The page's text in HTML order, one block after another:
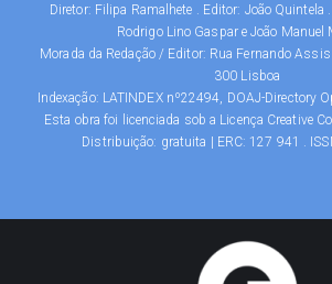
Diretor: Filipa Ramalhete . Editor: João Quintela
Rodrigo Lino Gaspar e João Manuel
Morada da Redação / Editor: Rua Fernando
300 Lisboa
Indexação: LATINDEX nº22494, DOAJ-Directory
Esta obra foi licenciada sob a Licença Creative
Distribuição: gratuita | ERC: 127 941 .